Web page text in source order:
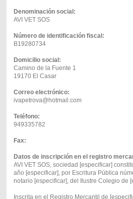
Denominación social:
AVI VET SOS
Número de identificación fiscal:
B19280734
Domicilio social:
Camino de la Fuente 1
19170 El Casar
Correo electrónico:
ivapetrova@hotmail.com
Teléfono:
949335782
Fax:
Datos de inscripción en el registro
AVI VET SOS, sociedad [especificar]
año [especificar], por Escritura Pública
notario [especificar], del Ilustre Colegio de
Inscrita en el Registro Mercantil de